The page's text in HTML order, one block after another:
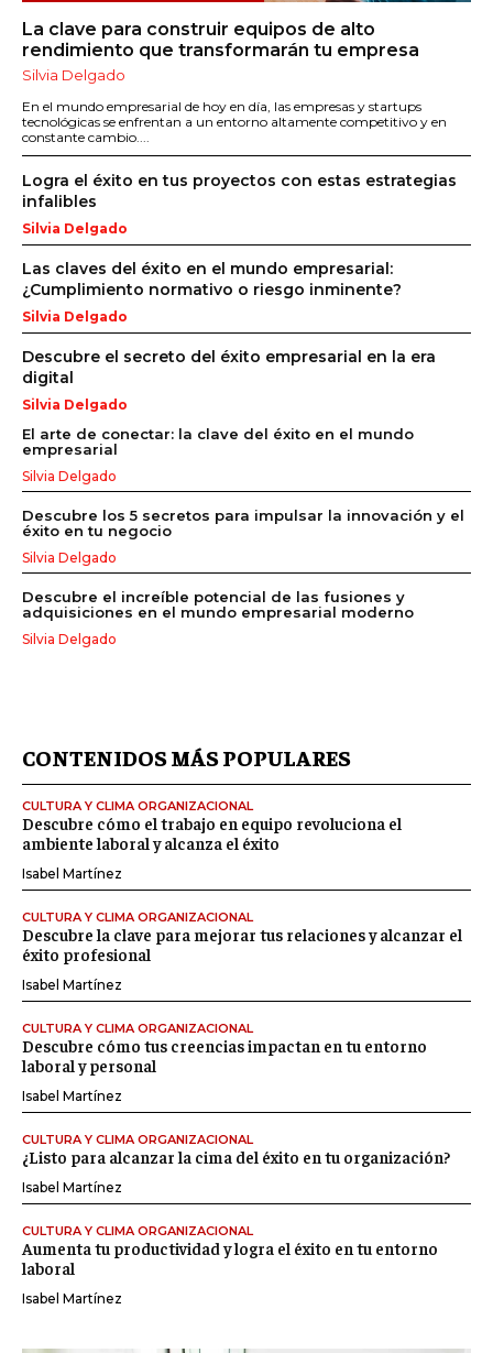
La clave para construir equipos de alto
rendimiento que transformarán tu empresa
Silvia Delgado
En el mundo empresarial de hoy en día, las empresas y startups
tecnológicas se enfrentan a un entorno altamente competitivo y en
constante cambio....
Logra el éxito en tus proyectos con estas estrategias
infalibles
Silvia Delgado
Las claves del éxito en el mundo empresarial:
¿Cumplimiento normativo o riesgo inminente?
Silvia Delgado
Descubre el secreto del éxito empresarial en la era
digital
Silvia Delgado
El arte de conectar: la clave del éxito en el mundo
empresarial
Silvia Delgado
Descubre los 5 secretos para impulsar la innovación y el
éxito en tu negocio
Silvia Delgado
Descubre el increíble potencial de las fusiones y
adquisiciones en el mundo empresarial moderno
Silvia Delgado
CONTENIDOS MÁS POPULARES
CULTURA Y CLIMA ORGANIZACIONAL
Descubre cómo el trabajo en equipo revoluciona el
ambiente laboral y alcanza el éxito
Isabel Martínez
CULTURA Y CLIMA ORGANIZACIONAL
Descubre la clave para mejorar tus relaciones y alcanzar el
éxito profesional
Isabel Martínez
CULTURA Y CLIMA ORGANIZACIONAL
Descubre cómo tus creencias impactan en tu entorno
laboral y personal
Isabel Martínez
CULTURA Y CLIMA ORGANIZACIONAL
¿Listo para alcanzar la cima del éxito en tu organización?
Isabel Martínez
CULTURA Y CLIMA ORGANIZACIONAL
Aumenta tu productividad y logra el éxito en tu entorno
laboral
Isabel Martínez